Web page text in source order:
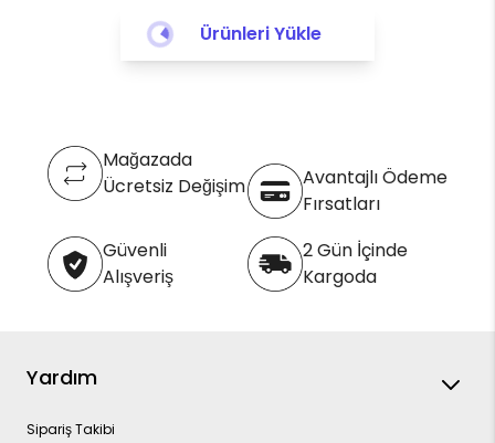
Ürünleri Yükle
Mağazada
Ücretsiz Değişim
Avantajlı Ödeme
Fırsatları
Güvenli
Alışveriş
2 Gün İçinde
Kargoda
Yardım
Sipariş Takibi